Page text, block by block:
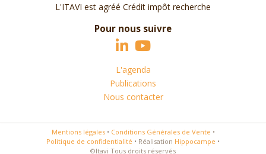
L'ITAVI est agréé Crédit impôt recherche
Pour nous suivre
L'agenda
Publications
Nous contacter
Mentions légales• Conditions Générales de Vente •
Politique de confidentialité • Réalisation Hippocampe •
©Itavi Tous droits réservés